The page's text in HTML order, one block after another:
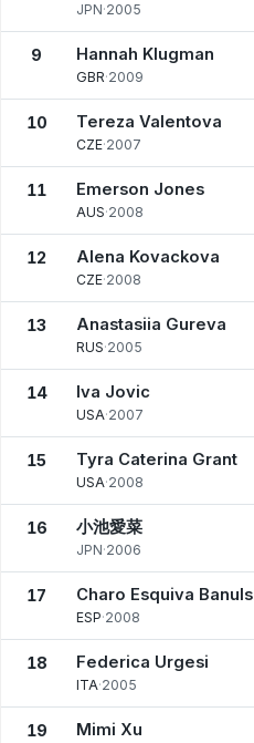
JPN·2005
9 Hannah Klugman
GBR·2009
10 Tereza Valentova
CZE·2007
11 Emerson Jones
AUS·2008
12 Alena Kovackova
CZE·2008
13 Anastasiia Gureva
RUS·2005
14 Iva Jovic
USA·2007
15 Tyra Caterina Grant
USA·2008
16 小池愛菜
JPN·2006
17 Charo Esquiva Banuls
ESP·2008
18 Federica Urgesi
ITA·2005
19 Mimi Xu